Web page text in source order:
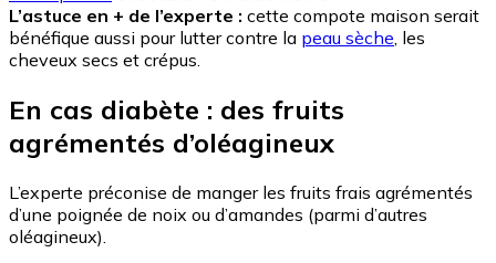
L’astuce en + de l’experte : cette compote maison serait
bénéfique aussi pour lutter contre la peau sèche, les
cheveux secs et crépus.
En cas diabète : des fruits
agrémentés d’oléagineux
L’experte préconise de manger les fruits frais agrémentés
d’une poignée de noix ou d’amandes (parmi d’autres
oléagineux).